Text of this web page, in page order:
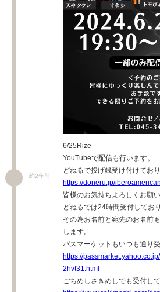
約2年前
6/25Rize
YouTubeで配信も行います。
どねるで投げ銭受け付けており
https://doneru.jp/
皆様のお気持ちよろしくお願い
どねるでは24時間受付してお
その為お名前と宛先のお名前
します。
パスマーケットもいつも通り
https://
2hvt31.html
ごちめしさきめしでも受付して